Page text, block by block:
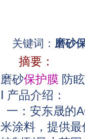
关键词： 磨砂
摘要：
磨砂保护膜 防
Ⅰ 产品介绍：
一：安东晟的
米涂料，提供